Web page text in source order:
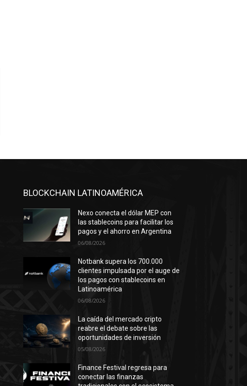
BLOCKCHAIN LATINOAMÉRICA
Nexo conecta el dólar MEP con
las stablecoins para facilitar los
pagos y el ahorro en Argentina
06/08/2026
Notbank supera los 700.000
clientes impulsada por el auge de
los pagos con stablecoins en
Latinoamérica
06/08/2026
La caída del mercado cripto
reabre el debate sobre las
oportunidades de inversión
05/08/2026
Finance Festival regresa para
conectar las finanzas